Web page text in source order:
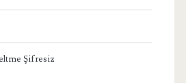
Şifresiz